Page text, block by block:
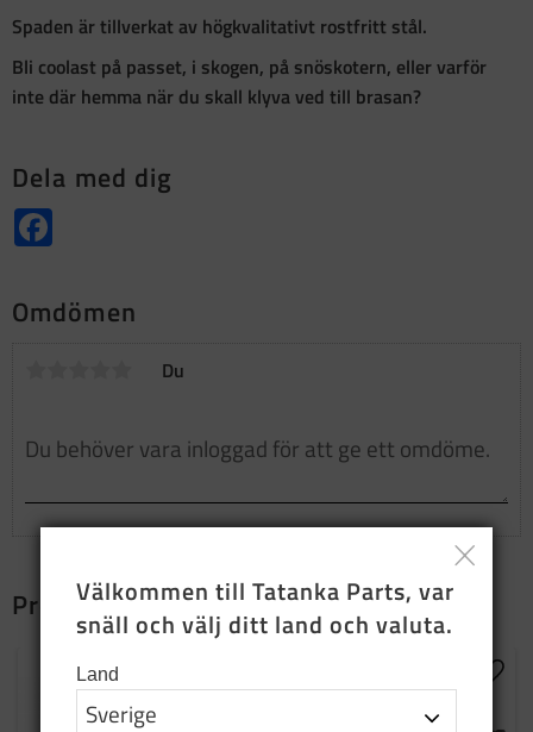
Spaden är tillverkat av högkvalitativt rostfritt stål.
Bli coolast på passet, i skogen, på snöskotern, eller varför
inte där hemma när du skall klyva ved till brasan?
Dela med dig
Omdömen
Du
Produkter som passar ihop
Lägg till i favoriter
Välkommen till Tatanka Parts, var
snäll och välj ditt land och valuta.
Land